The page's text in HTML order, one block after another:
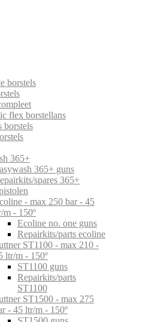
borstels
flex borstellans
borstels
365+
365+ guns
spares 365+
- max 250 bar - 45
m - 150º
Ecoline no. one guns
Repairkits/parts ecoline
ST1100 - max 210 -
ltr/m - 150º
ST1100 guns
Repairkits/parts
ST1100
ST1500 - max 275
- 45 ltr/m - 150º